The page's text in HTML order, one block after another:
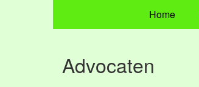
Home
Advocaten